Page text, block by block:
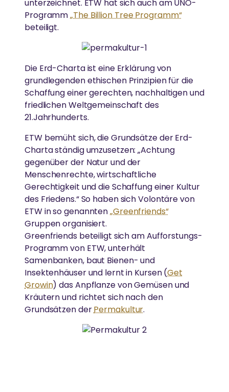
unterzeichnet. ETW hat sich auch am UNO-
Programm„The Billion Tree Programm“
beteiligt.
Die Erd-Charta ist eine Erklärung von
grundlegenden ethischen Prinzipien für die
Schaffung einer gerechten, nachhaltigen und
friedlichen Weltgemeinschaft des
21.Jahrhunderts.
ETW bemüht sich, die Grundsätze der Erd-
Charta ständig umzusetzen: „Achtung
gegenüber der Natur und der
Menschenrechte, wirtschaftliche
Gerechtigkeit und die Schaffung einer Kultur
des Friedens.“ So haben sich Volontäre von
ETW in so genannten„Greenfriends“
Gruppen organisiert.
Greenfriends beteiligt sich am Aufforstungs-
Programm von ETW, unterhält
Samenbanken, baut Bienen- und
Insektenhäuser und lernt in Kursen (Get
Growin) das Anpflanze von Gemüsen und
Kräutern und richtet sich nach den
Grundsätzen derPermakultur.